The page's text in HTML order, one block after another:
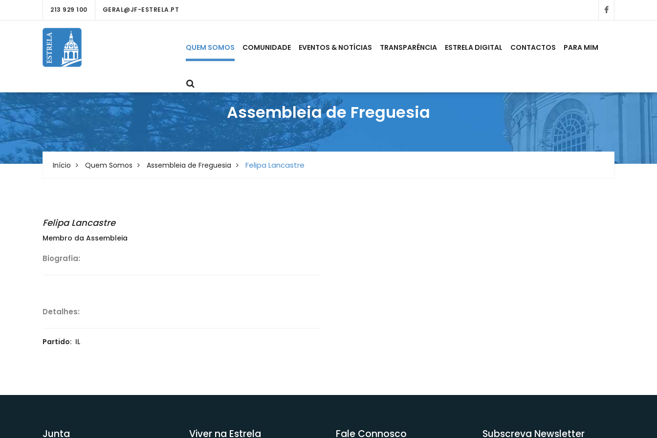
213 929 100 GERAL@JF-ESTRELA.PT
QUEM SOMOS COMUNIDADE EVENTOS & NOTÍCIAS TRANSPARÊNCIA ESTRELA DIGITAL CONTACTOS PARA MIM
Assembleia de Freguesia
Início Quem Somos Assembleia de Freguesia Felipa Lancastre
Felipa Lancastre
Membro da Assembleia
Biografia:
Detalhes:
Partido: IL
Junta Viver na Estrela Fale Connosco Subscreva Newsletter